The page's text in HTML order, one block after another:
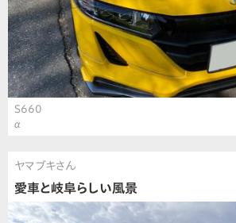
S660
α
ヤマブキさん
愛車と岐阜らしい風景